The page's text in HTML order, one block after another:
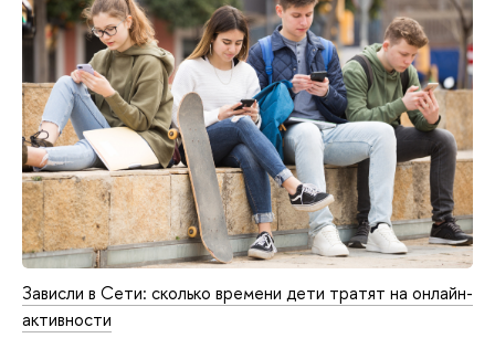
Зависли в Сети: сколько времени дети тратят на онлайн-
активности